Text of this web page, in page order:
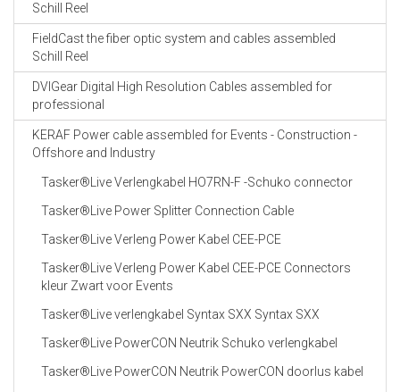
Schill Reel
FieldCast the fiber optic system and cables assembled
Schill Reel
DVIGear Digital High Resolution Cables assembled for
professional
KERAF Power cable assembled for Events - Construction -
Offshore and Industry
Tasker®Live Verlengkabel HO7RN-F -Schuko connector
Tasker®Live Power Splitter Connection Cable
Tasker®Live Verleng Power Kabel CEE-PCE
Tasker®Live Verleng Power Kabel CEE-PCE Connectors
kleur Zwart voor Events
Tasker®Live verlengkabel Syntax SXX Syntax SXX
Tasker®Live PowerCON Neutrik Schuko verlengkabel
Tasker®Live PowerCON Neutrik PowerCON doorlus kabel